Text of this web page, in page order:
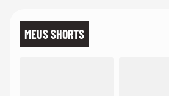
MEUS SHORTS